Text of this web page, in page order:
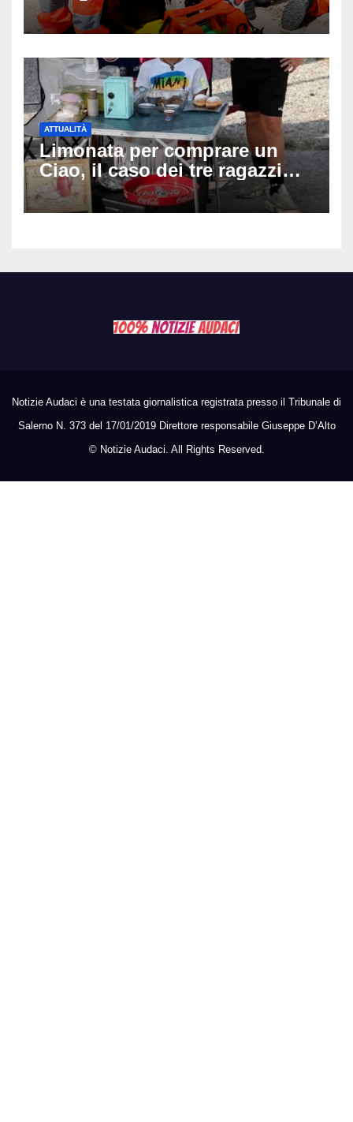
a 19 anni dopo 45 minuti di
disperati tentativi di
ATTUALITÀ
Limonata per comprare un
Ciao, il caso dei tre ragazzi
divide l’Italia: Fedriga li invita
in Regione, Vannacci li
Notizie Audaci è una testata giornalistica registrata presso il Tribunale di
Salerno N. 373 del 17/01/2019 Direttore responsabile Giuseppe D’Alto
© Notizie Audaci. All Rights Reserved.